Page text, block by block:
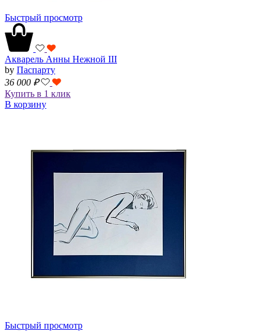
Быстрый просмотр
Акварель Анны Нежной III
by Паспарту
36 000 ₽
Купить в 1 клик
В корзину
Быстрый просмотр